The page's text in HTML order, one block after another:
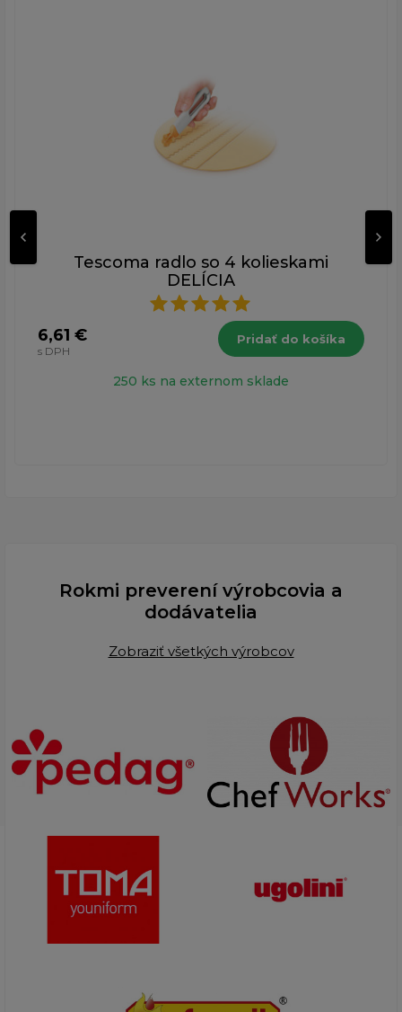
Tescoma radlo so 4 kolieskami
DELÍCIA
6,61 €
s DPH
Pridať do košíka
250 ks na externom sklade
Rokmi preverení výrobcovia a
dodávatelia
Zobraziť všetkých výrobcov